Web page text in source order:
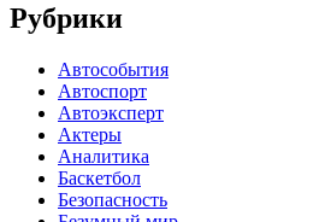
Рубрики
Автособытия
Автоспорт
Автоэксперт
Актеры
Аналитика
Баскетбол
Безопасность